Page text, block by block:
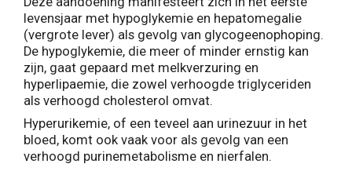
levensjaar met hypoglykemie en hepatomegalie
(vergrote lever) als gevolg van glycogeenophoping.
De hypoglykemie, die meer of minder ernstig kan
zijn, gaat gepaard met melkverzuring en
hyperlipaemie, die zowel verhoogde triglyceriden
als verhoogd cholesterol omvat.
Hyperurikemie, of een teveel aan urinezuur in het
bloed, komt ook vaak voor als gevolg van een
verhoogd purinemetabolisme en nierfalen.